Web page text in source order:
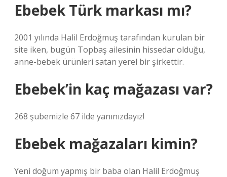
Ebebek Türk markası mı?
2001 yılında Halil Erdoğmuş tarafından kurulan bir
site iken, bugün Topbaş ailesinin hissedar olduğu,
anne-bebek ürünleri satan yerel bir şirkettir.
Ebebek’in kaç mağazası var?
268 şubemizle 67 ilde yanınızdayız!
Ebebek mağazaları kimin?
Yeni doğum yapmış bir baba olan Halil Erdoğmuş